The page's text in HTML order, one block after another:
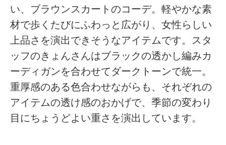
い、ブラウンスカートのコーデ。軽やかな素
材で歩くたびにふわっと広がり、女性らしい
上品さを演出できそうなアイテムです。スタ
ッフのきょんさんはブラックの透かし編みカ
ーディガンを合わせてダークトーンで統一。
重厚感のある色合わせながらも、それぞれの
アイテムの透け感のおかげで、季節の変わり
目にちょうどよい重さを演出しています。